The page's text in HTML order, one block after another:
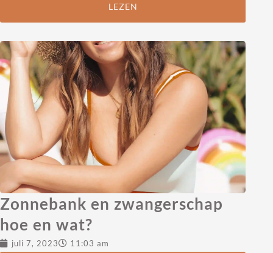
LEZEN
Zonnebank en zwangerschap
hoe en wat?
juli 7, 2023 11:03 am